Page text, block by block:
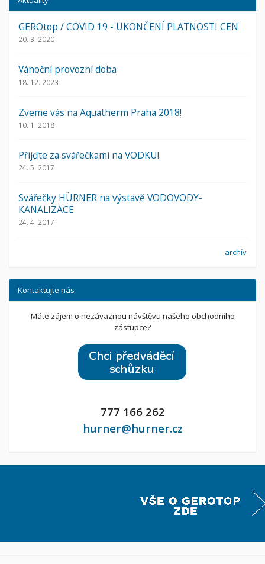
GEROtop / COVID 19 - UKONČENÍ PLATNOSTI CEN
20. 3. 2020
Vánoční provozní doba
18. 12. 2023
Zveme vás na Aquatherm Praha 2018!
10. 1. 2018
Přijďte za svářečkami na VODKU!
24. 5. 2017
Svářečky HÜRNER na výstavě VODOVODY-
KANALIZACE
24. 4. 2017
archív
Kontaktujte nás
Máte zájem o nezávaznou návštěvu našeho obchodního
zástupce?
777 166 262
hurner@hurner.cz